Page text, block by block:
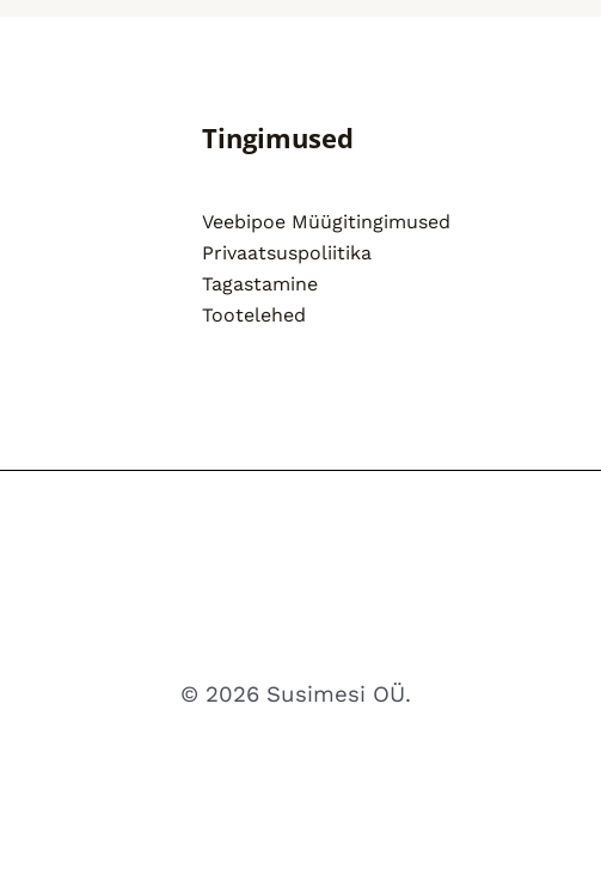
Tingimused
Veebipoe Müügitingimused
Privaatsuspoliitika
Tagastamine
Tootelehed
© 2026 Susimesi OÜ.